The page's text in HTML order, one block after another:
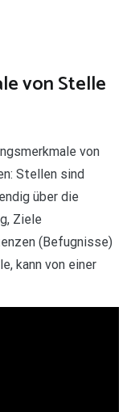
von Stelle
von
Stellen sind
über die
Ziele
(Befugnisse)
kann von einer